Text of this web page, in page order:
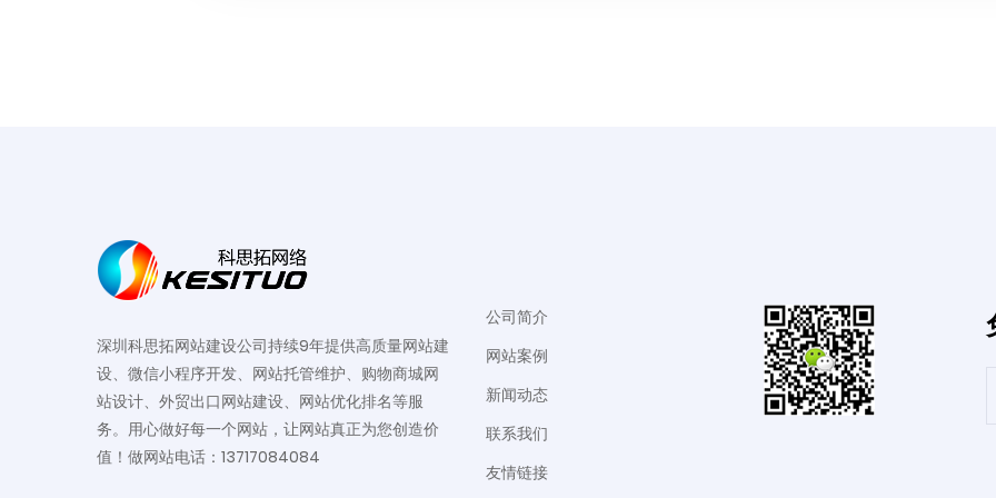
深圳科思拓网站建设公司持续9年提供高质量网站建
设、微信小程序开发、网站托管维护、购物商城网
站设计、外贸出口网站建设、网站优化排名等服
务。用心做好每一个网站，让网站真正为您创造价
值！做网站电话：13717084084
公司简介
网站案例
新闻动态
联系我们
友情链接